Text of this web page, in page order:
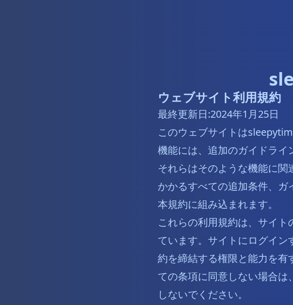
ウェブサイト利用規約
最終更新日:2024年1月25日
このウェブサイトは
機能には、追加のガイドライ
それらはそのような機能に関
かかるすべての追加条件、ガ
本規約に組み込まれます。
これらの利用規約は、サイ
ています。サイトにログイ
約を締結する権限と能力を
ての条項に同意しない場合は
しないでください。